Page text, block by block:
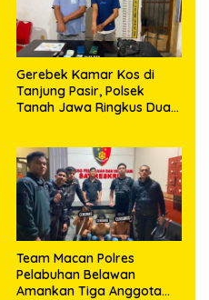
Gerebek Kamar Kos di
Tanjung Pasir, Polsek
Tanah Jawa Ringkus Dua
Team Macan Polres
Pelabuhan Belawan
Amankan Tiga Anggota